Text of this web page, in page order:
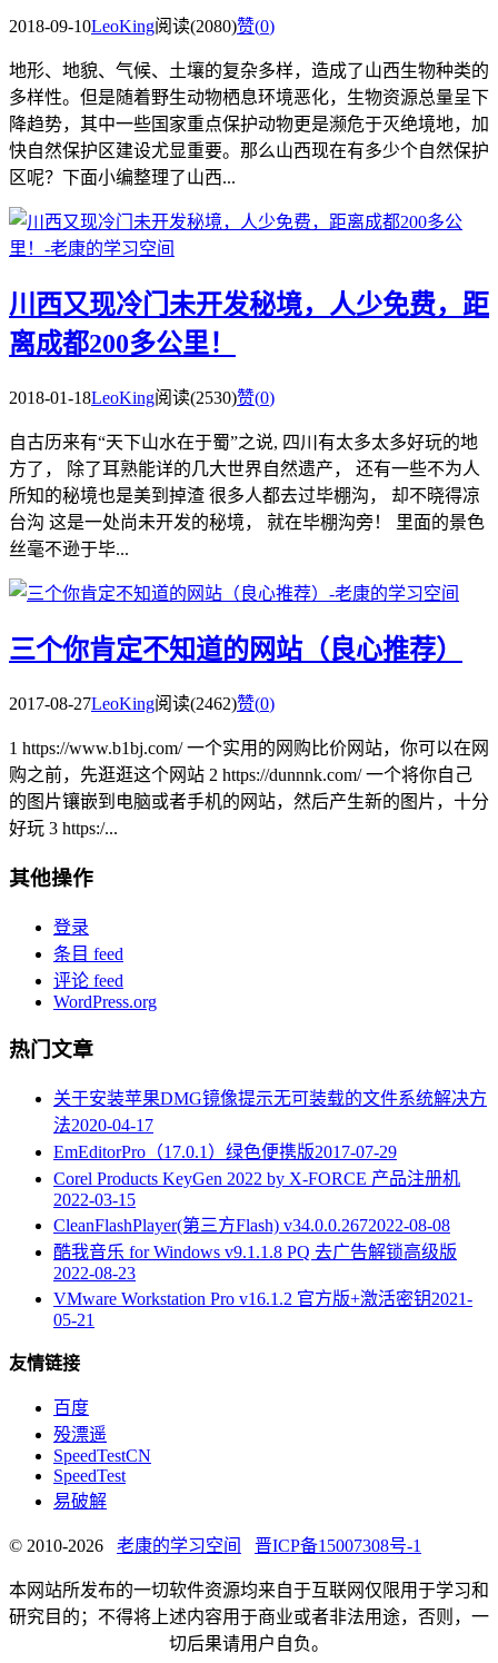
2018-09-10LeoKing阅读(2080)赞(0)
地形、地貌、气候、土壤的复杂多样，造成了山西生物种类的
多样性。但是随着野生动物栖息环境恶化，生物资源总量呈下
降趋势，其中一些国家重点保护动物更是濒危于灭绝境地，加
快自然保护区建设尤显重要。那么山西现在有多少个自然保护
区呢？下面小编整理了山西...
川西又现冷门未开发秘境，人少免费，距
离成都200多公里！
2018-01-18LeoKing阅读(2530)赞(0)
自古历来有“天下山水在于蜀”之说, 四川有太多太多好玩的地
方了， 除了耳熟能详的几大世界自然遗产， 还有一些不为人
所知的秘境也是美到掉渣 很多人都去过毕棚沟， 却不晓得凉
台沟 这是一处尚未开发的秘境， 就在毕棚沟旁！ 里面的景色
丝毫不逊于毕...
三个你肯定不知道的网站（良心推荐）
2017-08-27LeoKing阅读(2462)赞(0)
1 https://www.b1bj.com/ 一个实用的网购比价网站，你可以在网
购之前，先逛逛这个网站 2 https://dunnnk.com/ 一个将你自己
的图片镶嵌到电脑或者手机的网站，然后产生新的图片，十分
好玩 3 https:/...
其他操作
登录
条目 feed
评论 feed
WordPress.org
热门文章
关于安装苹果DMG镜像提示无可装载的文件系统解决方
法2020-04-17
EmEditorPro（17.0.1）绿色便携版2017-07-29
Corel Products KeyGen 2022 by X-FORCE 产品注册机
2022-03-15
CleanFlashPlayer(第三方Flash) v34.0.0.2672022-08-08
酷我音乐 for Windows v9.1.1.8 PQ 去广告解锁高级版
2022-08-23
VMware Workstation Pro v16.1.2 官方版+激活密钥2021-
05-21
友情链接
百度
殁漂遥
SpeedTestCN
SpeedTest
易破解
© 2010-2026 老康的学习空间 晋ICP备15007308号-1
本网站所发布的一切软件资源均来自于互联网仅限用于学习和
研究目的；不得将上述内容用于商业或者非法用途，否则，一
切后果请用户自负。